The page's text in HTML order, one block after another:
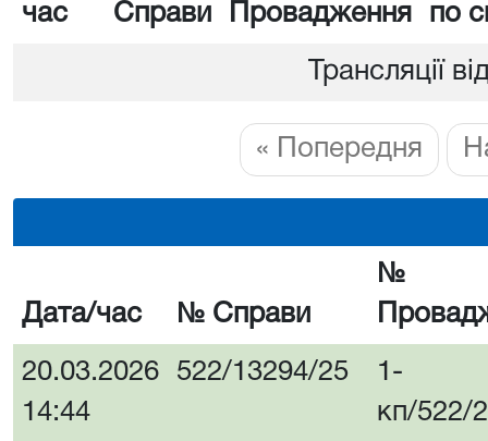
час
Справи
Провадження
по
Трансляції
« Попередня
Дата/час № Справи
№
20.03.2026
14:44
522/13294/25
1-
кп/522/